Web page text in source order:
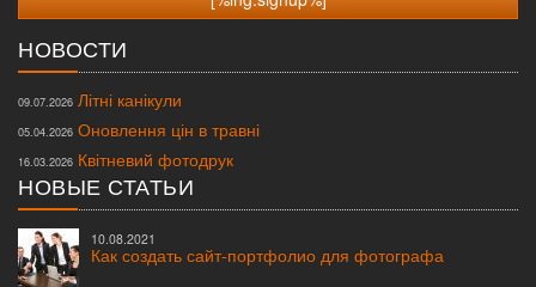
НОВОСТИ
09.07.2026 Літні канікули
05.04.2026 Оновлення цін в травні
16.03.2026 Квітневий фотодрук
НОВЫЕ СТАТЬИ
10.08.2021
Как создать сайт-портфолио для фотографа